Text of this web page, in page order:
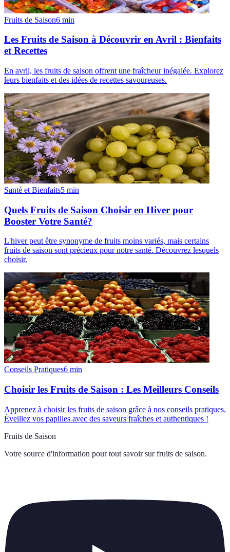
Fruits de Saison6 min
Les Fruits de Saison à Découvrir en Avril : Bienfaits
et Recettes
En avril, les fruits de saison offrent une fraîcheur inégalée. Explorez
leurs bienfaits et des idées de recettes savoureuses.
Santé et Bienfaits5 min
Quels Fruits de Saison Choisir en Hiver pour
Booster Votre Santé?
L'hiver peut être synonyme de fruits moins variés, mais certains
fruits de saison sont précieux pour notre santé. Découvrez lesquels
choisir.
Conseils Pratiques6 min
Choisir les Fruits de Saison : Les Meilleurs Conseils
Apprenez à choisir les fruits de saison grâce à nos conseils pratiques.
Éveillez vos papilles avec des saveurs fraîches et authentiques !
Fruits de Saison
Votre source d'information pour tout savoir sur fruits de saison.